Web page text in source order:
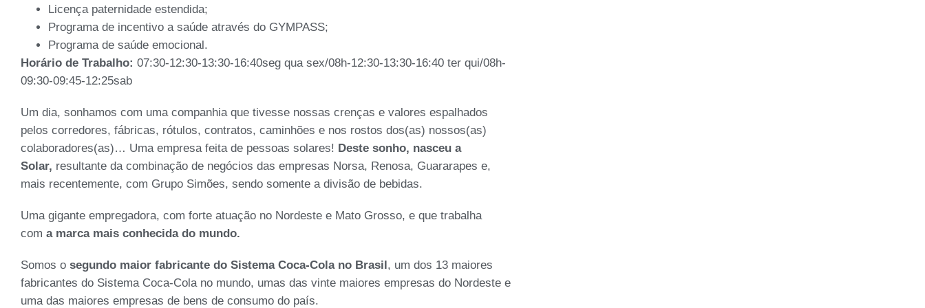
Licença paternidade estendida;
Programa de incentivo a saúde através do GYMPASS;
Programa de saúde emocional.
Horário de Trabalho: 07:30-12:30-13:30-16:40seg qua sex/08h-12:30-13:30-16:40 ter qui/08h-
09:30-09:45-12:25sab
Um dia, sonhamos com uma companhia que tivesse nossas crenças e valores espalhados
pelos corredores, fábricas, rótulos, contratos, caminhões e nos rostos dos(as) nossos(as)
colaboradores(as)… Uma empresa feita de pessoas solares! Deste sonho, nasceu a
Solar, resultante da combinação de negócios das empresas Norsa, Renosa, Guararapes e,
mais recentemente, com Grupo Simões, sendo somente a divisão de bebidas.
Uma gigante empregadora, com forte atuação no Nordeste e Mato Grosso, e que trabalha
com a marca mais conhecida do mundo.
Somos o segundo maior fabricante do Sistema Coca-Cola no Brasil, um dos 13 maiores
fabricantes do Sistema Coca-Cola no mundo, umas das vinte maiores empresas do Nordeste e
uma das maiores empresas de bens de consumo do país.